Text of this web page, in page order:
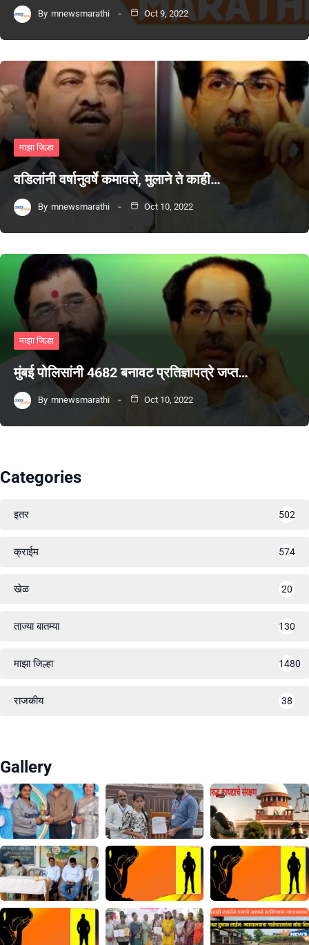
By mnewsmarathi Oct 9, 2022
माझा जिल्हा
वडिलांनी वर्षानुवर्षे कमावले, मुलाने ते काही…
By mnewsmarathi Oct 10, 2022
माझा जिल्हा
मुंबई पोलिसांनी 4682 बनावट प्रतिज्ञापत्रे जप्त…
By mnewsmarathi Oct 10, 2022
Categories
इतर 502
क्राईम 574
खेळ 20
ताज्या बातम्या 130
माझा जिल्हा 1480
राजकीय 38
Gallery